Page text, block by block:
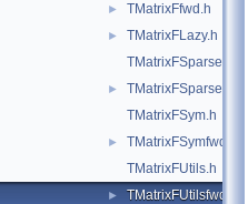
► TMatrixFfwd.h
►
TMatrixFLazy.h
TMatrixFSparse.h
►
TMatrixFSparsefwd.h
TMatrixFSym.h
►
TMatrixFSymfwd.h
TMatrixFUtils.h
► TMatrixFUtilsfwd.h